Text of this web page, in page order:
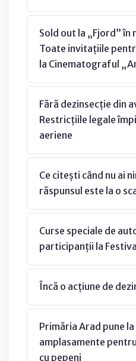
Sold out la „Fjord” în
Toate invitațiile
la Cinematograful
Fără dezinsecție din
Restricțiile legale
aeriene
Ce citești când nu ai
răspunsul este la o
Curse speciale de
participanții la
Încă o acțiune de
Primăria Arad pune
amplasamente
cu pepeni